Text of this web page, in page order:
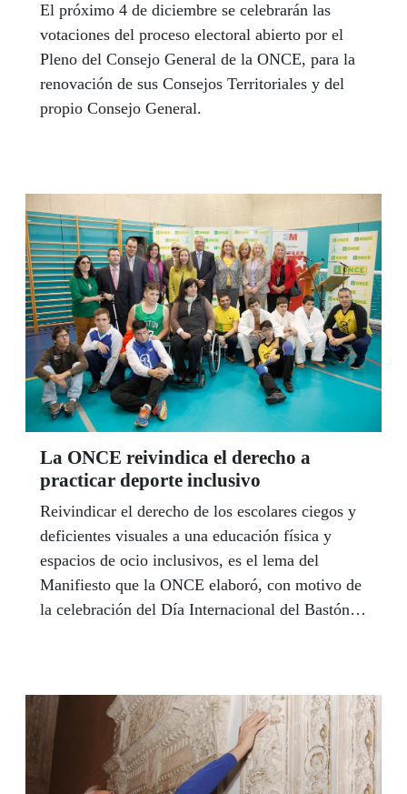
El próximo 4 de diciembre se celebrarán las
votaciones del proceso electoral abierto por el
Pleno del Consejo General de la ONCE, para la
renovación de sus Consejos Territoriales y del
propio Consejo General.
La ONCE reivindica el derecho a
practicar deporte inclusivo
Reivindicar el derecho de los escolares ciegos y
deficientes visuales a una educación física y
espacios de ocio inclusivos, es el lema del
Manifiesto que la ONCE elaboró, con motivo de
la celebración del Día Internacional del Bastón